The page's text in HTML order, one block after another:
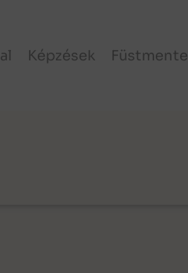
Képzések